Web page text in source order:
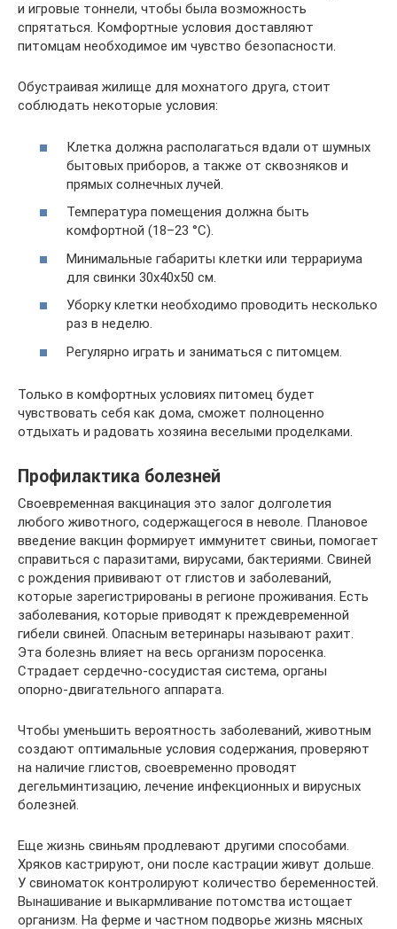
и игровые тоннели, чтобы была возможность
спрятаться. Комфортные условия доставляют
питомцам необходимое им чувство безопасности.
Обустраивая жилище для мохнатого друга, стоит
соблюдать некоторые условия:
Клетка должна располагаться вдали от шумных
бытовых приборов, а также от сквозняков и
прямых солнечных лучей.
Температура помещения должна быть
комфортной (18–23 °C).
Минимальные габариты клетки или террариума
для свинки 30х40х50 см.
Уборку клетки необходимо проводить несколько
раз в неделю.
Регулярно играть и заниматься с питомцем.
Только в комфортных условиях питомец будет
чувствовать себя как дома, сможет полноценно
отдыхать и радовать хозяина веселыми проделками.
Профилактика болезней
Своевременная вакцинация это залог долголетия
любого животного, содержащегося в неволе. Плановое
введение вакцин формирует иммунитет свиньи, помогает
справиться с паразитами, вирусами, бактериями. Свиней
с рождения прививают от глистов и заболеваний,
которые зарегистрированы в регионе проживания. Есть
заболевания, которые приводят к преждевременной
гибели свиней. Опасным ветеринары называют рахит.
Эта болезнь влияет на весь организм поросенка.
Страдает сердечно-сосудистая система, органы
опорно-двигательного аппарата.
Чтобы уменьшить вероятность заболеваний, животным
создают оптимальные условия содержания, проверяют
на наличие глистов, своевременно проводят
дегельминтизацию, лечение инфекционных и вирусных
болезней.
Еще жизнь свиньям продлевают другими способами.
Хряков кастрируют, они после кастрации живут дольше.
У свиноматок контролируют количество беременностей.
Вынашивание и выкармливание потомства истощает
организм. На ферме и частном подворье жизнь мясных